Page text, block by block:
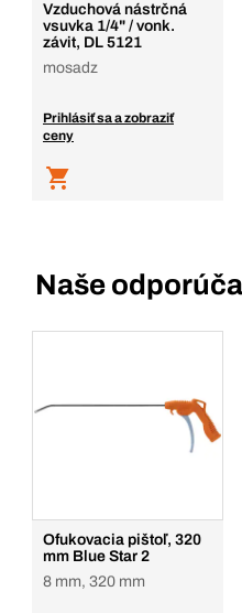
Vzduchová nástrčná
vsuvka 1/4" / vonk.
závit, DL 5121
mosadz
Prihlásiť sa a zobraziť
ceny
Naše
Ofukovacia pištoľ, 320
mm Blue Star 2
8 mm, 320 mm